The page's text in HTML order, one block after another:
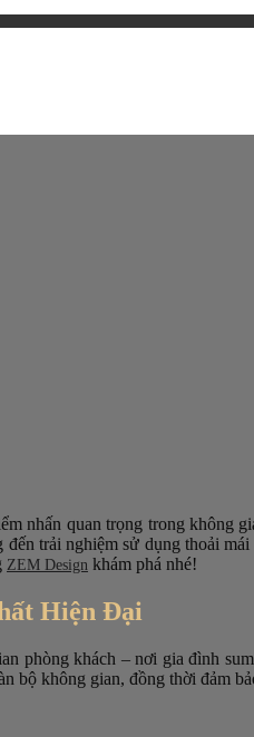
nhấn quan trọng trong không
trải nghiệm sử dụng thoải
ZEM Design khám phá nhé!
Hiện Đại
phòng khách – nơi gia đình
bộ không gian, đồng thời đảm